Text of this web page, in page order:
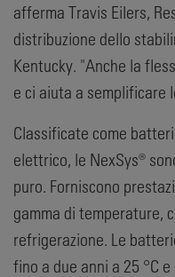
afferma Travis Eilers,
distribuzione dello
Kentucky. "Anche la
e ci aiuta a semplificare
Classificate come
elettrico, le NexSys®
puro. Forniscono
gamma di temperature,
refrigerazione. Le
fino a due anni a 25 °C